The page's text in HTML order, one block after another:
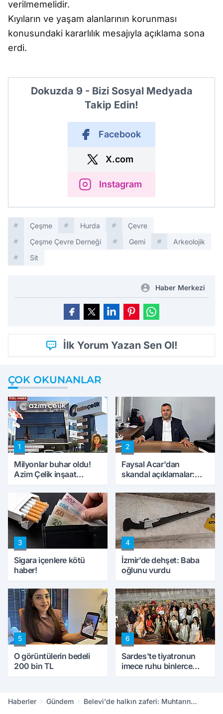
verilmemelidir.
Kıyıların ve yaşam alanlarının korunması
konusundaki kararlılık mesajıyla açıklama sona
erdi.
Dokuzda 9 - Bizi Sosyal Medyada
Takip Edin!
Facebook
X.com
Instagram
Çeşme Hurda
Çevre
Çeşme Çevre Derneği
Gemi
Arkeolojik
Sit
Haber Merkezi
İlk Yorum Yazan Sen Ol!
ÇOK OKUNANLAR
1
Milyonlar buhar oldu!
Azim Çelik inşaat
konuştu
2
Faysal Acar'dan
skandal açıklamalar:
peynircilerimizi de
kıskaca aldı, müdahale
ettik'
3
Sigara içenlere kötü
haber!
4
İzmir’de dehşet: Baba
oğlunu vurdu
5
O görüntülerin bedeli
200 bin TL
6
Sardes'te tiyatronun
imece ruhu binlerce
Haberler Gündem
Belevi'de halkın zaferi: Muhtarın